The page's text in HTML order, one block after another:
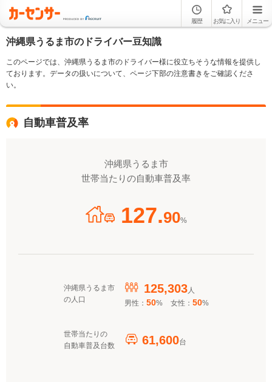
履歴 お気に入り メニュー
沖縄県うるま市のドライバー豆知識
このページでは、沖縄県うるま市のドライバー様に役立ちそうな情報を提供し
ております。データの扱いについて、ページ下部の注意書きをご確認くださ
い。
自動車普及率
沖縄県うるま市
世帯当たりの自動車普及率
127.90%
沖縄県うるま市
の人口
125,303人
男性： 50% 女性： 50%
世帯当たりの
自動車普及台数
61,600台